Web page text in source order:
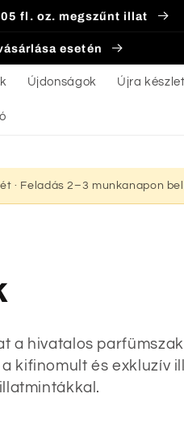
fl. oz. megszűnt illat
esetén
Újdonságok Újra
· Feladás 2–3 munkanapon
a hivatalos
kifinomult és exkluzív